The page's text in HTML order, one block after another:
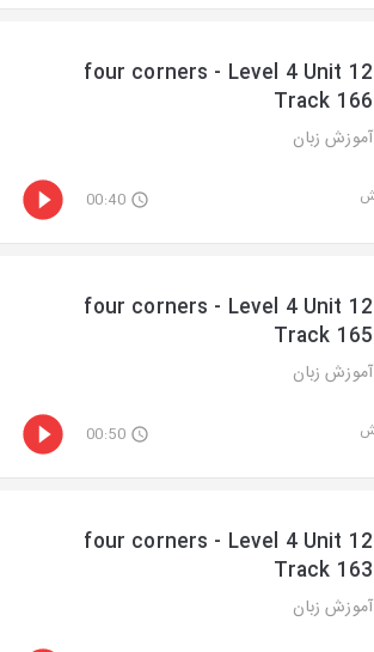
four corners - Level 4 Unit 12
Track 166
آموزش زبان
00:40
four corners - Level 4 Unit 12
Track 165
آموزش زبان
00:50
four corners - Level 4 Unit 12
Track 163
آموزش زبان